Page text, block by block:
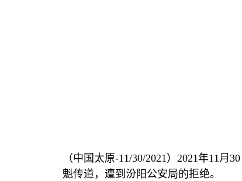
（中国太原-11/30/2021） 2021年11月 30
魁传道，遭到汾阳公安局的拒绝。